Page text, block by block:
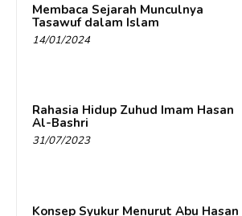
Membaca Sejarah Munculnya
Tasawuf dalam Islam
14/01/2024
Rahasia Hidup Zuhud Imam Hasan
Al-Bashri
31/07/2023
Konsep Syukur Menurut Abu Hasan